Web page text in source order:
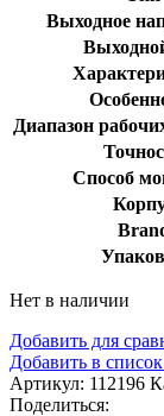
Выходное
Диапазон
Способ
Нет в наличии
Добавить для
Добавить в
Артикул: 112196
Поделиться: